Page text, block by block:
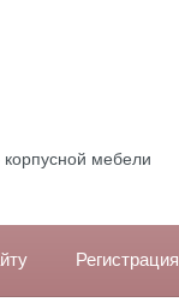
мебели
Регистрация